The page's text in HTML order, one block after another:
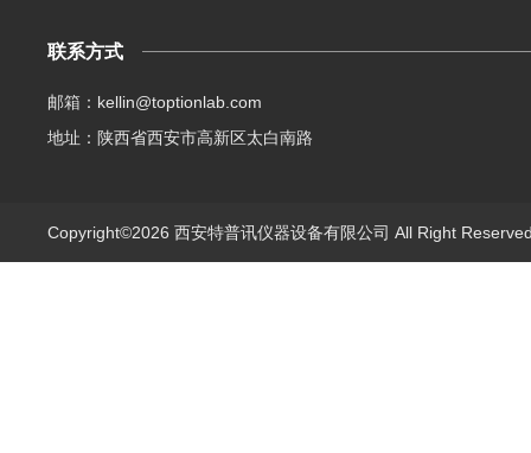
联系方式
邮箱：kellin@toptionlab.com
地址：陕西省西安市高新区太白南路
Copyright©2026 西安特普讯仪器设备有限公司 All Right